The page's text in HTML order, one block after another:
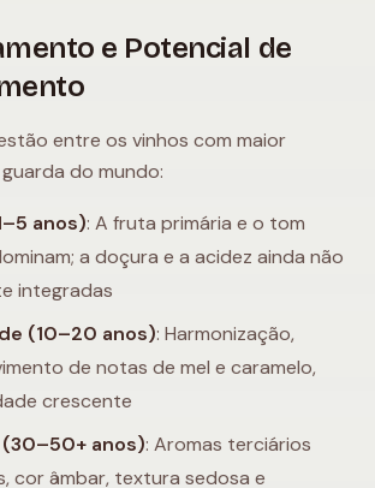
e Potencial de
entre os vinhos com maior
do mundo:
anos): A fruta primária e o tom
a doçura e a acidez ainda não
integradas
(10–20 anos): Harmonização,
de notas de mel e caramelo,
crescente
anos): Aromas terciários
cor âmbar, textura sedosa e